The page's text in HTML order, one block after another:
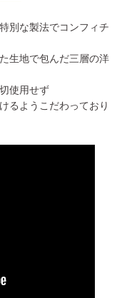
別な製法でコンフィチ
生地で包んだ三層の洋
使用せず
るようこだわっており